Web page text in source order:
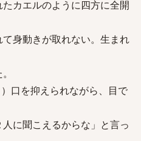
カエルのように四方に全開
身動きが取れない。生まれ
口を抑えられながら、目で
人に聞こえるからな」と言っ